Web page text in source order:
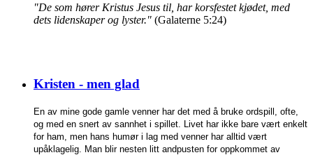
"De som hører Kristus Jesus til, har korsfestet kjødet, med
dets lidenskaper og lyster." (Galaterne 5:24)
Kristen - men glad
En av mine gode gamle venner har det med å bruke ordspill, ofte,
og med en snert av sannhet i spillet. Livet har ikke bare vært enkelt
for ham, men hans humør i lag med venner har alltid vært
upåklagelig. Man blir nesten litt andpusten for oppkommet av